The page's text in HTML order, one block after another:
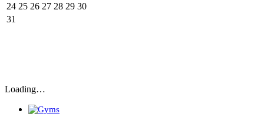
24 25 26 27 28 29 30
31
Loading…